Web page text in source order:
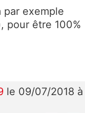
exemple
pour être 100%
le 09/07/2018 à